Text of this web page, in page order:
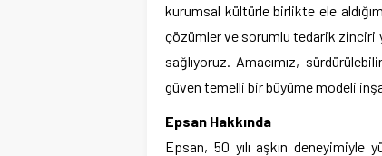
kurumsal kültürle birlikte ele
çözümler ve sorumlu tedarik
sağlıyoruz. Amacımız,
güven temelli bir büyüme modeli
Epsan Hakkında
Epsan, 50 yılı aşkın